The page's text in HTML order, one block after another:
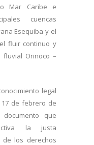
Mar Caribe e
cuencas
Esequiba y el
fluir continuo y
fluvial Orinoco –
legal
de febrero de
que
la justa
de los derechos